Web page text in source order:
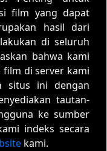
film yang dapat
hasil dari
di seluruh
bahwa kami
di server kami
situs ini dengan
tautan-
ke sumber
indeks secara
kami.